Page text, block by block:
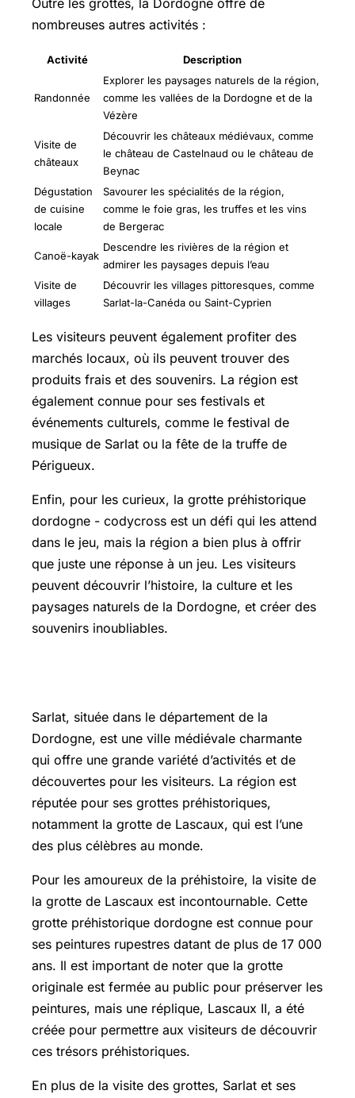
Outre les grottes, la Dordogne offre de
nombreuses autres activités :
Activité Description
Randonnée
Explorer les paysages naturels de la région,
comme les vallées de la Dordogne et de la
Vézère
Visite de
châteaux
Découvrir les châteaux médiévaux, comme
le château de Castelnaud ou le château de
Beynac
Dégustation
de cuisine
locale
Savourer les spécialités de la région,
comme le foie gras, les truffes et les vins
de Bergerac
Canoë-kayak
Descendre les rivières de la région et
admirer les paysages depuis l’eau
Visite de
villages
Découvrir les villages pittoresques, comme
Sarlat-la-Canéda ou Saint-Cyprien
Les visiteurs peuvent également profiter des
marchés locaux, où ils peuvent trouver des
produits frais et des souvenirs. La région est
également connue pour ses festivals et
événements culturels, comme le festival de
musique de Sarlat ou la fête de la truffe de
Périgueux.
Enfin, pour les curieux, la grotte préhistorique
dordogne - codycross est un défi qui les attend
dans le jeu, mais la région a bien plus à offrir
que juste une réponse à un jeu. Les visiteurs
peuvent découvrir l’histoire, la culture et les
paysages naturels de la Dordogne, et créer des
souvenirs inoubliables.
Sarlat, située dans le département de la
Dordogne, est une ville médiévale charmante
qui offre une grande variété d’activités et de
découvertes pour les visiteurs. La région est
réputée pour ses grottes préhistoriques,
notamment la grotte de Lascaux, qui est l’une
des plus célèbres au monde.
Pour les amoureux de la préhistoire, la visite de
la grotte de Lascaux est incontournable. Cette
grotte préhistorique dordogne est connue pour
ses peintures rupestres datant de plus de 17 000
ans. Il est important de noter que la grotte
originale est fermée au public pour préserver les
peintures, mais une réplique, Lascaux II, a été
créée pour permettre aux visiteurs de découvrir
ces trésors préhistoriques.
En plus de la visite des grottes, Sarlat et ses